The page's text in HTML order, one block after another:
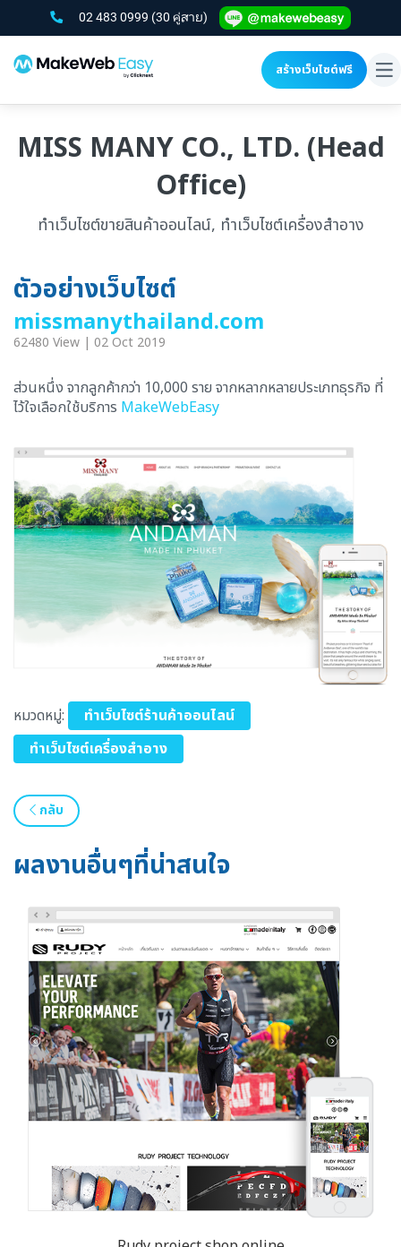
02 483 0999 (30 คู่สาย)
สร้างเว็บไซต์ฟรี
MISS MANY CO., LTD. (Head
Office)
ทำเว็บไซต์ขายสินค้าออนไลน์, ทำเว็บไซต์เครื่องสำอาง
ตัวอย่างเว็บไซต์
missmanythailand.com
62480 View | 02 Oct 2019
ส่วนหนึ่ง จากลูกค้ากว่า 10,000 ราย จากหลากหลายประเภทธุรกิจ ที่
ไว้ใจเลือกใช้บริการ MakeWebEasy
หมวดหมู่:
ทำเว็บไซต์ร้านค้าออนไลน์
ทำเว็บไซต์เครื่องสำอาง
กลับ
ผลงานอื่นๆที่น่าสนใจ